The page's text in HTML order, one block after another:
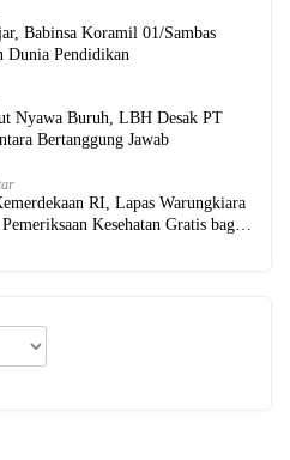
Babinsa Koramil 01/Sambas
Dunia Pendidikan
Nyawa Buruh, LBH Desak PT
Bertanggung Jawab
RI, Lapas Warungkiara
Kesehatan Gratis bagi